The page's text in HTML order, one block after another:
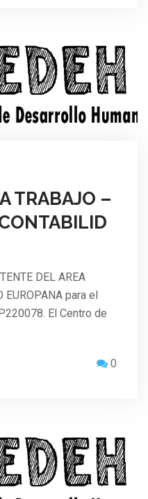
TRABAJO –
DEL AREA
EUROPANA para el
El Centro de
0